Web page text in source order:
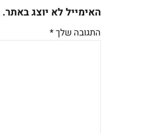
האימייל לא יוצג באתר.
התגובה שלך*